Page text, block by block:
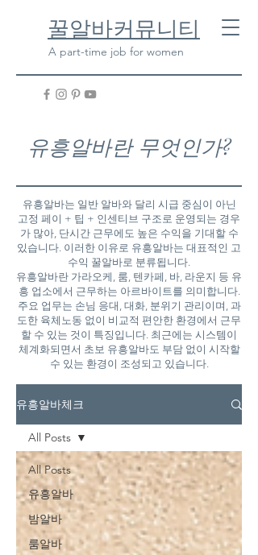
​꿀알바커뮤니티
A part-time job for women
유흥알바란 무엇인가?
유흥알바는 일반 알바와 달리 시급 중심이 아닌
고정 페이 + 팁 + 인센티브 구조로 운영되는 경우
가 많아, 단시간 근무에도 높은 수익을 기대할 수
있습니다. 이러한 이유로 유흥알바는 대표적인 고
수익 꿀알바로 분류됩니다.
유흥알바란 가라오케, 룸, 텐카페, 바, 라운지 등 유
흥 업소에서 근무하는 아르바이트를 의미합니다.
주요 업무는 손님 응대, 대화, 분위기 관리이며, 과
도한 육체노동 없이 비교적 편안한 환경에서 근무
할 수 있는 것이 특징입니다. 최근에는 시스템이
체계화되면서 초보 유흥알바도 부담 없이 시작할
수 있는 환경이 조성되고 있습니다.
유흥알바체크
All Posts
유흥알바
밤알바
룸알바
All Posts